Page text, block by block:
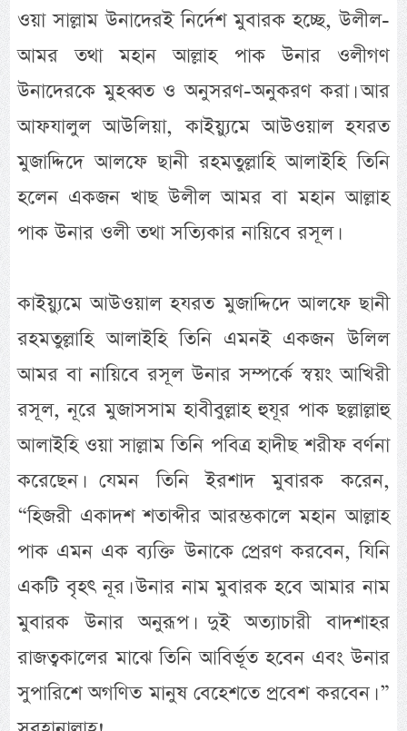
ওয়া সাল্লাম উনাদেরই নির্দেশ মুবারক হচ্ছে, উলীল-
আমর তথা মহান আল্লাহ পাক উনার ওলীগণ
উনাদেরকে মুহব্বত ও অনুসরণ-অনুকরণ করা। আর
আফযালুল আউলিয়া, কাইয়্যুমে আউওয়াল হযরত
মুজাদ্দিদে আলফে ছানী রহমতুল্লাহি আলাইহি তিনি
হলেন একজন খাছ উলীল আমর বা মহান আল্লাহ
পাক উনার ওলী তথা সত্যিকার নায়িবে রসূল।
কাইয়্যুমে আউওয়াল হযরত মুজাদ্দিদে আলফে ছানী
রহমতুল্লাহি আলাইহি তিনি এমনই একজন উলিল
আমর বা নায়িবে রসূল উনার সম্পর্কে স্বয়ং আখিরী
রসূল, নূরে মুজাসসাম হাবীবুল্লাহ হুযূর পাক ছল্লাল্লাহু
আলাইহি ওয়া সাল্লাম তিনি পবিত্র হাদীছ শরীফ বর্ণনা
করেছেন। যেমন তিনি ইরশাদ মুবারক করেন,
“হিজরী একাদশ শতাব্দীর আরম্ভকালে মহান আল্লাহ
পাক এমন এক ব্যক্তি উনাকে প্রেরণ করবেন, যিনি
একটি বৃহৎ নূর। উনার নাম মুবারক হবে আমার নাম
মুবারক উনার অনুরূপ। দুই অত্যাচারী বাদশাহর
রাজত্বকালের মাঝে তিনি আবির্ভূত হবেন এবং উনার
সুপারিশে অগণিত মানুষ বেহেশতে প্রবেশ করবেন। ”